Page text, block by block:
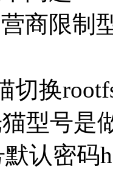
商限制
切换
型号是
默认密码